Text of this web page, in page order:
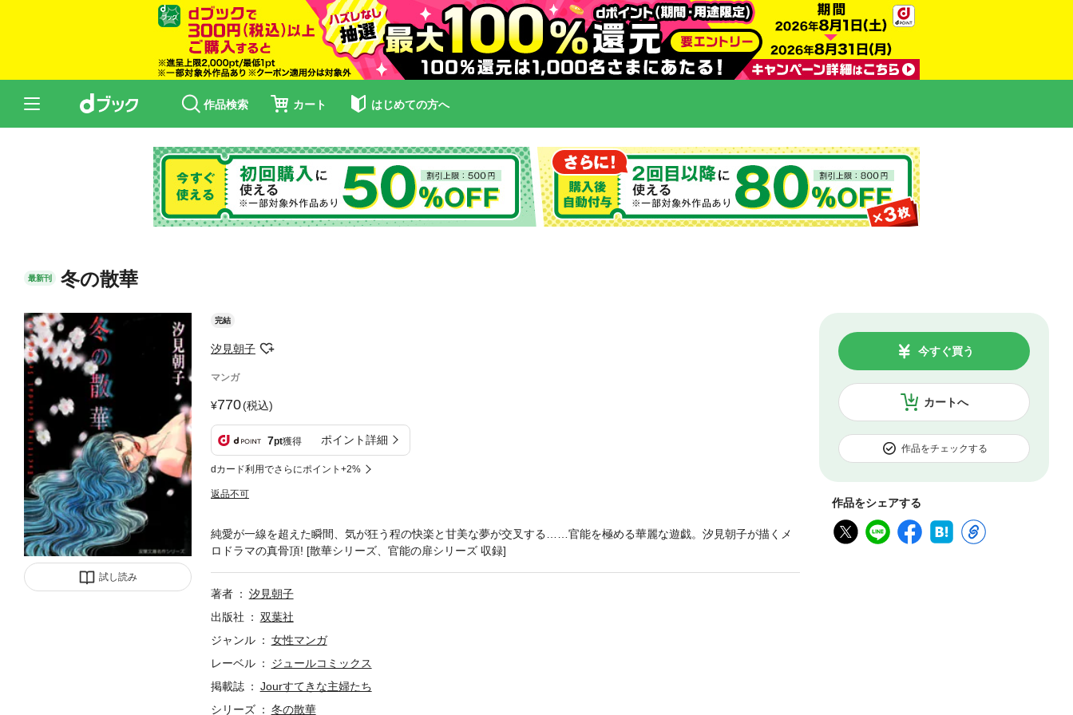
作品検索 カート はじめての方へ
最新刊 冬の散華
試し読み
完結
汐見朝子
マンガ
770(税込)
7pt獲得 ポイント詳細
dカード利用でさらにポイント+2%
返品不可
カートへ
今すぐ買う
作品をチェックする
作品をシェアする
純愛が一線を超えた瞬間、気が狂う程の快楽と甘美な夢が交叉する……官能を極める華麗な遊戯。汐見朝子が描くメ
ロドラマの真骨頂! [散華シリーズ、官能の扉シリーズ 収録]
著者
汐見朝子
出版社
双葉社
ジャンル
女性マンガ
レーベル
ジュールコミックス
掲載誌
Jourすてきな主婦たち
シリーズ
冬の散華